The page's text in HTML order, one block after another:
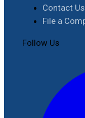
Contact Us
File a
Follow Us